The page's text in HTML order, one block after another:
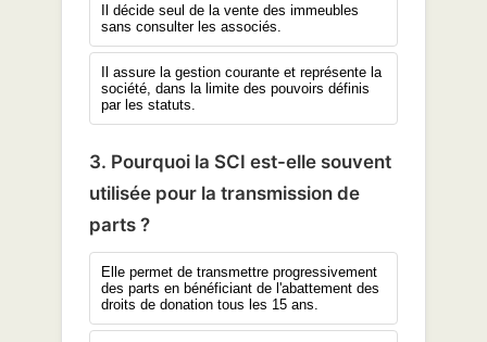
Il décide seul de la vente des immeubles
sans consulter les associés.
Il assure la gestion courante et représente la
société, dans la limite des pouvoirs définis
par les statuts.
3. Pourquoi la SCI est-elle souvent
utilisée pour la transmission de
parts ?
Elle permet de transmettre progressivement
des parts en bénéficiant de l'abattement des
droits de donation tous les 15 ans.